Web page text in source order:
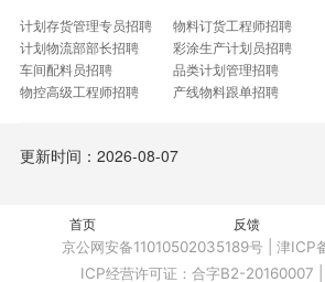
计划存货管理专员招聘 物料订货工程师招聘
计划物流部部长招聘
彩涂生产计划员招聘
车间配料员招聘
品类计划管理招聘
物控高级工程师招聘
产线物料跟单招聘
计划物控部长招聘
计划工程师招聘
物料规划岗招聘
外贸窗帘生产跟单招聘
更新时间：2026-08-07
首页 反馈